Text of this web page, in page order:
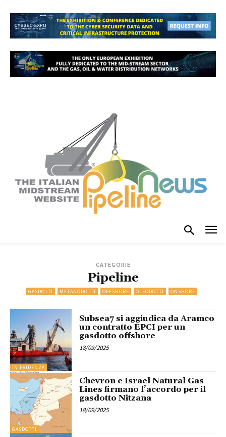
CATEGORIE
Pipeline
GASDOTTI METANODOTTI OFFSHORE OLEODOTTI ONSHORE
IN EVIDENZA
Subsea7 si aggiudica da Aramco
un contratto EPCI per un
gasdotto offshore
18/09/2025
GASDOTTI
Chevron e Israel Natural Gas
Lines firmano l’accordo per il
gasdotto Nitzana
18/09/2025